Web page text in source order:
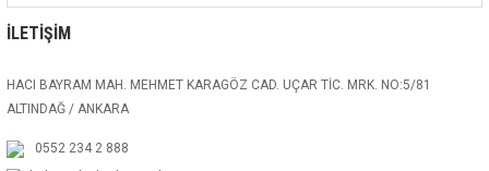
İLETİŞİM
HACI BAYRAM MAH. MEHMET KARAGÖZ CAD. UÇAR TİC. MRK. NO:5/81
ALTINDAĞ / ANKARA
0552 234 2 888